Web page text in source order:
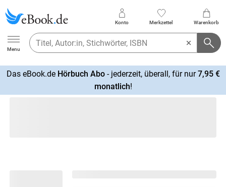
Ebook.de
Menu
Konto Merkzettel Warenkorb
Das eBook.de Hörbuch Abo- jederzeit, überall, für nur7,95 €
monatlich!